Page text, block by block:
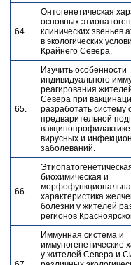
64.
Онтогенетическая
основных
клинических звеньев
в экологических
Крайнего Севера.
65.
Изучить особенности
индивидуального
реагирования
Севера при
разработать систему
предварительной
вирусных и
заболеваний.
66.
биохимическая и
характеристика
болезни у жителей
регионов
Иммунная система и
иммуногенетические
у жителей Севера и